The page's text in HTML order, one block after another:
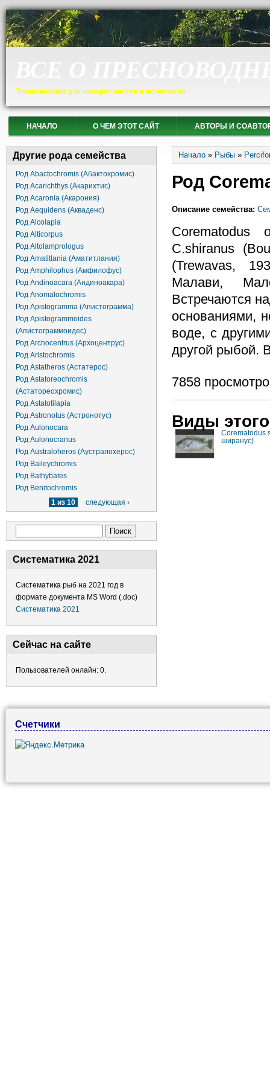
Энциклопедия для аквариумистов и ихтиологов
НАЧАЛО О ЧЕМ ЭТОТ САЙТ АВТОРЫ И
Другие рода семейства
Род Abactochromis (Абактохромис)
Род Acarichthys (Акарихтис)
Род Acaronia (Акарония)
Род Aequidens (Акваденс)
Род Alcolapia
Род Alticorpus
Род Altolamprologus
Род Amatitlania (Аматитлания)
Род Amphilophus (Амфилофус)
Род Andinoacara (Андиноакара)
Род Anomalochromis
Род Apistogramma (Апистограмма)
Род Apistogrammoides
(Апистограммоидес)
Род Archocentrus (Архоцентрус)
Род Aristochromis
Род Astatheros (Астатерос)
Род Astatoreochromis
(Астатореохромис)
Род Astatotilapia
Род Astronotus (Астронотус)
Род Aulonocara
Род Aulonocranus
Род Australoheros (Аустралохерос)
Род Baileychromis
Род Bathybates
Род Benitochromis
1 из 10
следующая ›
Систематика 2021
Систематика рыб на 2021 год в
формате документа MS Word (.doc)
Систематика 2021
Сейчас на сайте
Пользователей онлайн: 0.
Вы здесь
Начало » Рыбы »
Род
Описание семейства:
C.shiranus
(Trewavas,
Малави,
Встречаются
основаниями,
воде, с
другой рыбой.
7858
Виды
Corematodus
ширанус)
Счетчики